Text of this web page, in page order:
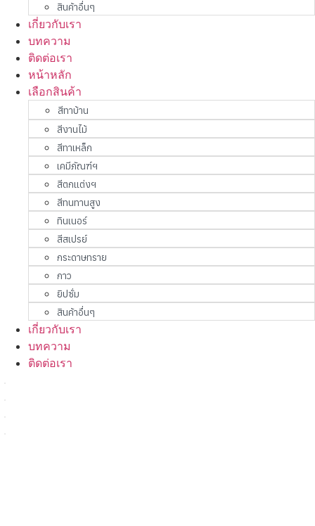
สินค้าอื่นๆ
เกี่ยวกับเรา
บทความ
ติดต่อเรา
หน้าหลัก
เลือกสินค้า
สีทาบ้าน
สีงานไม้
สีทาเหล็ก
เคมีภัณฑ์ฯ
สีตกแต่งฯ
สีทนทานสูง
ทินเนอร์
สีสเปรย์
กระดาษทราย
กาว
ยิปซั่ม
สินค้าอื่นๆ
เกี่ยวกับเรา
บทความ
ติดต่อเรา